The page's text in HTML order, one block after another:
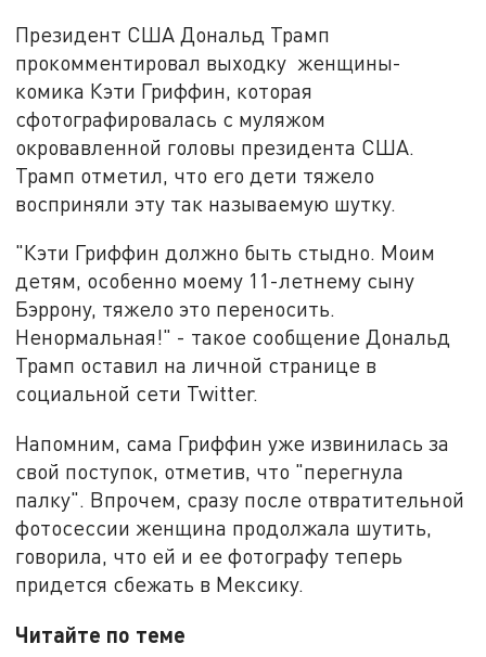
Президент США Дональд Трамп
прокомментировал выходку женщины-
комика Кэти Гриффин, которая
сфотографировалась с муляжом
окровавленной головы президента США.
Трамп отметил, что его дети тяжело
восприняли эту так называемую шутку.
"Кэти Гриффин должно быть стыдно. Моим
детям, особенно моему 11-летнему сыну
Бэррону, тяжело это переносить.
Ненормальная!" - такое сообщение Дональд
Трамп оставил на личной странице в
социальной сети Twitter.
Напомним, сама Гриффин уже извинилась за
свой поступок, отметив, что "перегнула
палку". Впрочем, сразу после отвратительной
фотосессии женщина продолжала шутить,
говорила, что ей и ее фотографу теперь
придется сбежать в Мексику.
Читайте по теме